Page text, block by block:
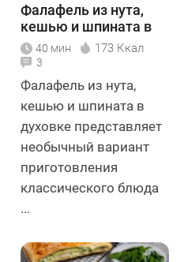
Фалафель из нута,
кешью и шпината в
духовке
40 мин 173 Ккал
3
Фалафель из нута,
кешью и шпината в
духовке представляет
необычный вариант
приготовления
классического блюда
...